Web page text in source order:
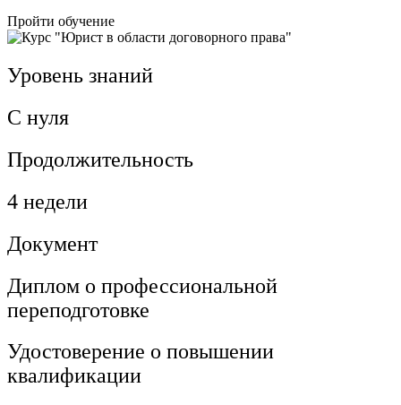
Пройти обучение
Уровень знаний
С нуля
Продолжительность
4 недели
Документ
Диплом о профессиональной
переподготовке
Удостоверение о повышении
квалификации